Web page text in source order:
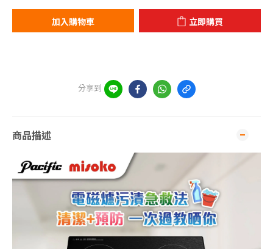
加入購物車 立即購買
分享到
商品描述